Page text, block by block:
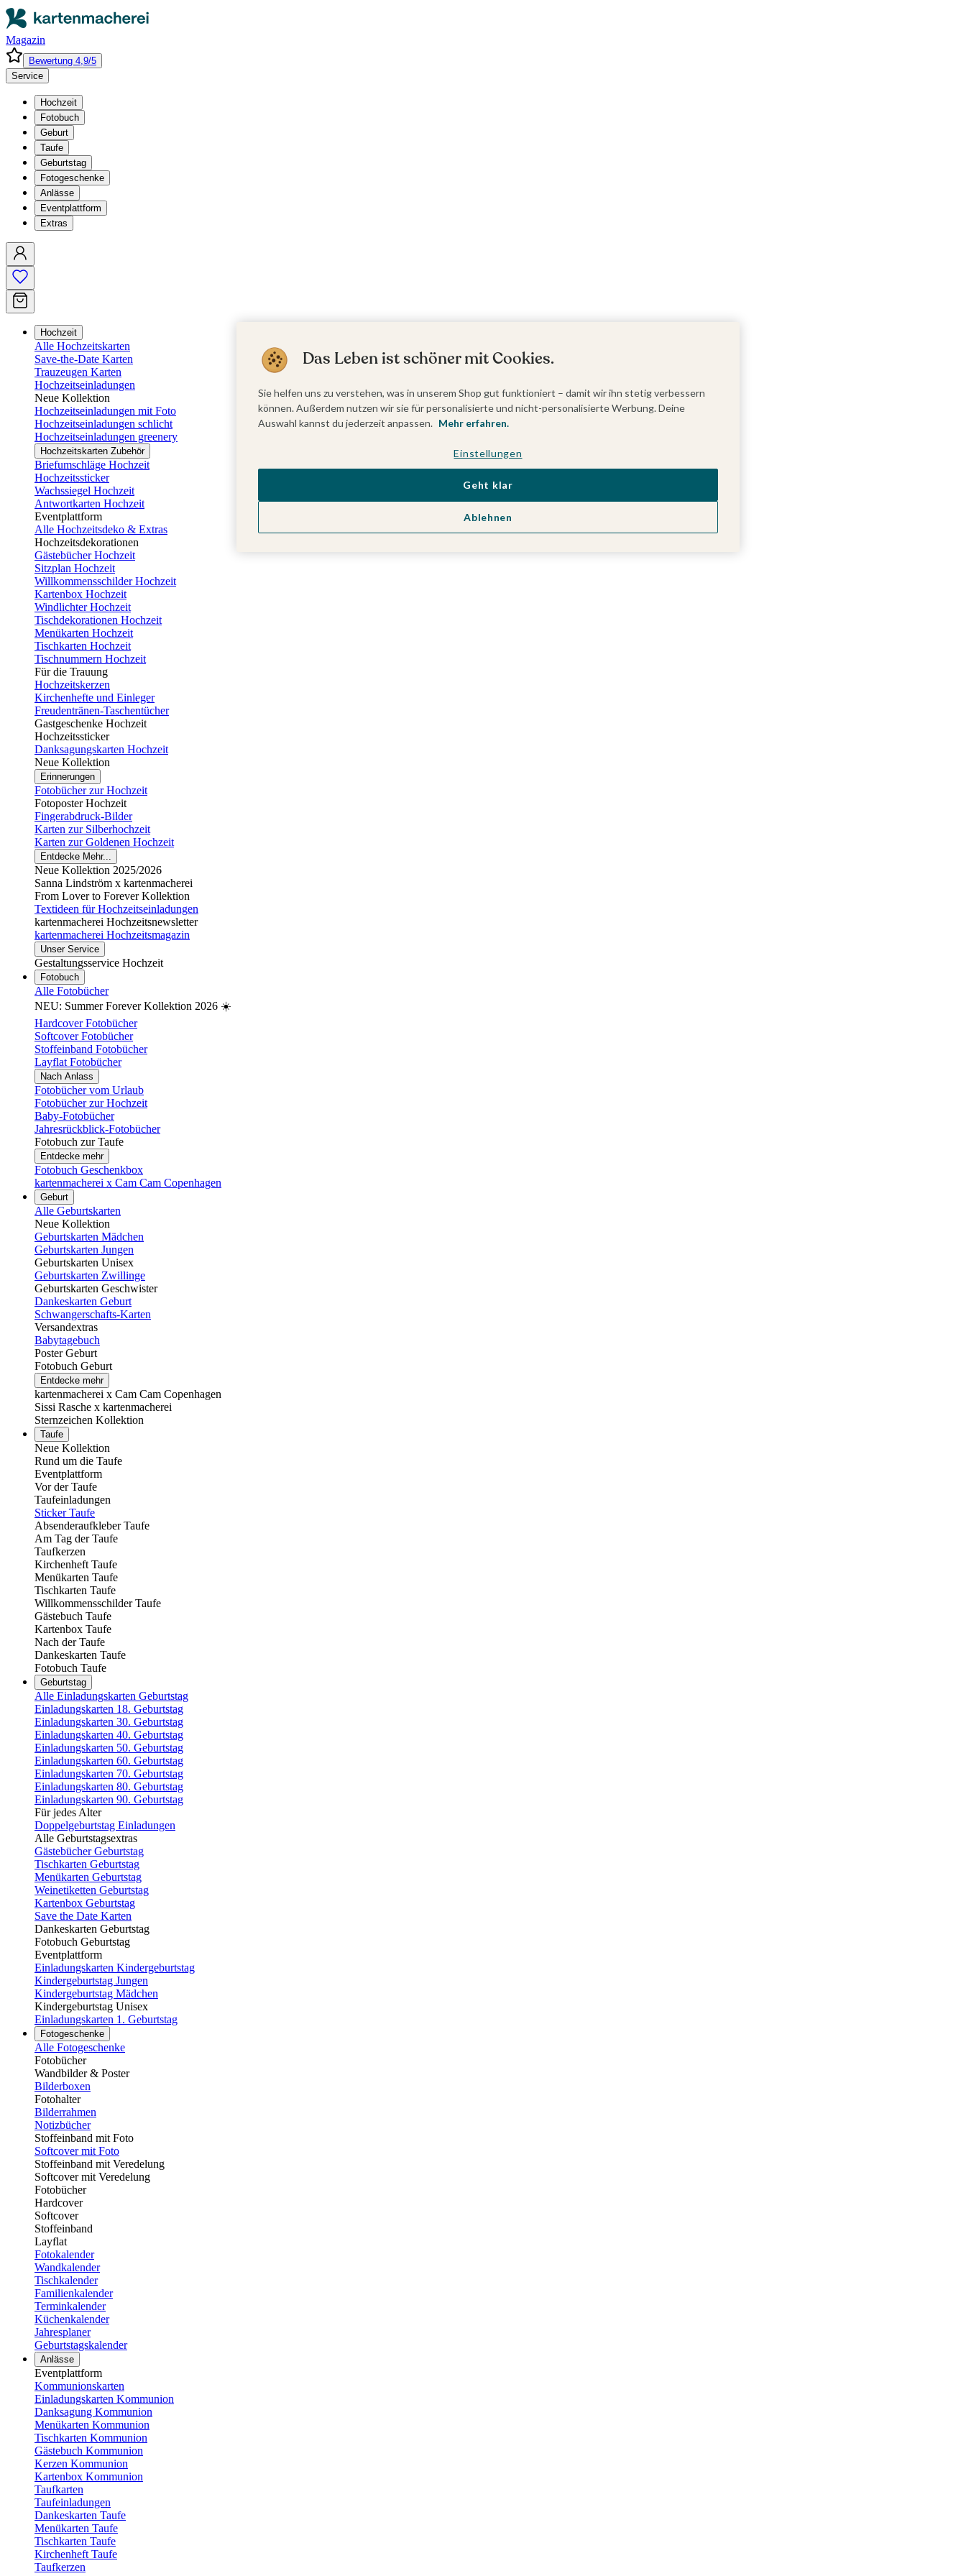
Magazin
Bewertung 4,9/5
Service
Hochzeit
Fotobuch
Geburt
Taufe
Geburtstag
Fotogeschenke
Anlässe
Eventplattform
Extras
Hochzeit
Alle Hochzeitskarten
Save-the-Date Karten
Trauzeugen Karten
Hochzeitseinladungen
Neue Kollektion
Hochzeitseinladungen mit Foto
Hochzeitseinladungen schlicht
Hochzeitseinladungen greenery
Hochzeitskarten Zubehör
Briefumschläge Hochzeit
Hochzeitssticker
Wachssiegel Hochzeit
Antwortkarten Hochzeit
Eventplattform
Alle Hochzeitsdeko & Extras
Hochzeitsdekorationen
Gästebücher Hochzeit
Sitzplan Hochzeit
Willkommensschilder Hochzeit
Kartenbox Hochzeit
Windlichter Hochzeit
Tischdekorationen Hochzeit
Menükarten Hochzeit
Tischkarten Hochzeit
Tischnummern Hochzeit
Für die Trauung
Hochzeitskerzen
Kirchenhefte und Einleger
Freudentränen-Taschentücher
Gastgeschenke Hochzeit
Hochzeitssticker
Danksagungskarten Hochzeit
Neue Kollektion
Erinnerungen
Fotobücher zur Hochzeit
Fotoposter Hochzeit
Fingerabdruck-Bilder
Karten zur Silberhochzeit
Karten zur Goldenen Hochzeit
Entdecke Mehr...
Neue Kollektion 2025/2026
Sanna Lindström x kartenmacherei
From Lover to Forever Kollektion
Textideen für Hochzeitseinladungen
kartenmacherei Hochzeitsnewsletter
kartenmacherei Hochzeitsmagazin
Unser Service
Gestaltungsservice Hochzeit
Fotobuch
Alle Fotobücher
NEU: Summer Forever Kollektion 2026 ☀️
Hardcover Fotobücher
Softcover Fotobücher
Stoffeinband Fotobücher
Layflat Fotobücher
Nach Anlass
Fotobücher vom Urlaub
Fotobücher zur Hochzeit
Baby-Fotobücher
Jahresrückblick-Fotobücher
Fotobuch zur Taufe
Entdecke mehr
Fotobuch Geschenkbox
kartenmacherei x Cam Cam Copenhagen
Geburt
Alle Geburtskarten
Neue Kollektion
Geburtskarten Mädchen
Geburtskarten Jungen
Geburtskarten Unisex
Geburtskarten Zwillinge
Geburtskarten Geschwister
Dankeskarten Geburt
Schwangerschafts-Karten
Versandextras
Babytagebuch
Poster Geburt
Fotobuch Geburt
Entdecke mehr
kartenmacherei x Cam Cam Copenhagen
Sissi Rasche x kartenmacherei
Sternzeichen Kollektion
Taufe
Neue Kollektion
Rund um die Taufe
Eventplattform
Vor der Taufe
Taufeinladungen
Sticker Taufe
Absenderaufkleber Taufe
Am Tag der Taufe
Taufkerzen
Kirchenheft Taufe
Menükarten Taufe
Tischkarten Taufe
Willkommensschilder Taufe
Gästebuch Taufe
Kartenbox Taufe
Nach der Taufe
Dankeskarten Taufe
Fotobuch Taufe
Geburtstag
Alle Einladungskarten Geburtstag
Einladungskarten 18. Geburtstag
Einladungskarten 30. Geburtstag
Einladungskarten 40. Geburtstag
Einladungskarten 50. Geburtstag
Einladungskarten 60. Geburtstag
Einladungskarten 70. Geburtstag
Einladungskarten 80. Geburtstag
Einladungskarten 90. Geburtstag
Für jedes Alter
Doppelgeburtstag Einladungen
Alle Geburtstagsextras
Gästebücher Geburtstag
Tischkarten Geburtstag
Menükarten Geburtstag
Weinetiketten Geburtstag
Kartenbox Geburtstag
Save the Date Karten
Dankeskarten Geburtstag
Fotobuch Geburtstag
Eventplattform
Einladungskarten Kindergeburtstag
Kindergeburtstag Jungen
Kindergeburtstag Mädchen
Kindergeburtstag Unisex
Einladungskarten 1. Geburtstag
Fotogeschenke
Alle Fotogeschenke
Fotobücher
Wandbilder & Poster
Bilderboxen
Fotohalter
Bilderrahmen
Notizbücher
Stoffeinband mit Foto
Softcover mit Foto
Stoffeinband mit Veredelung
Softcover mit Veredelung
Fotobücher
Hardcover
Softcover
Stoffeinband
Layflat
Fotokalender
Wandkalender
Tischkalender
Familienkalender
Terminkalender
Küchenkalender
Jahresplaner
Geburtstagskalender
Anlässe
Eventplattform
Kommunionskarten
Einladungskarten Kommunion
Danksagung Kommunion
Menükarten Kommunion
Tischkarten Kommunion
Gästebuch Kommunion
Kerzen Kommunion
Kartenbox Kommunion
Taufkarten
Taufeinladungen
Dankeskarten Taufe
Menükarten Taufe
Tischkarten Taufe
Kirchenheft Taufe
Taufkerzen
Das Leben ist schöner mit Cookies.
Sie helfen uns zu verstehen, was in unserem Shop gut funktioniert – damit wir ihn stetig verbessern
können. Außerdem nutzen wir sie für personalisierte und nicht-personalisierte Werbung. Deine
Auswahl kannst du jederzeit anpassen. Mehr erfahren.
Einstellungen
Ablehnen
Geht klar